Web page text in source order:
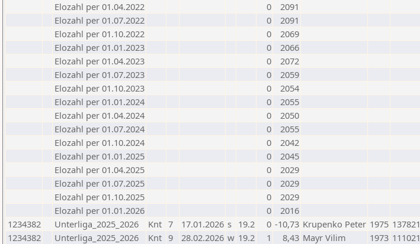
Elozahl per 01.04.2022
0
2091
Elozahl per 01.07.2022
0
2091
Elozahl per 01.10.2022
0
2069
Elozahl per 01.01.2023
0
2066
Elozahl per 01.04.2023
0
2072
Elozahl per 01.07.2023
0
2059
Elozahl per 01.10.2023
0
2054
Elozahl per 01.01.2024
0
2055
Elozahl per 01.04.2024
0
2050
Elozahl per 01.07.2024
0
2055
Elozahl per 01.10.2024
0
2042
Elozahl per 01.01.2025
0
2045
Elozahl per 01.04.2025
0
2029
Elozahl per 01.07.2025
0
2029
Elozahl per 01.10.2025
0
2029
Elozahl per 01.01.2026
0
2016
1234382
Unterliga_2025_2026 Knt 7 17.01.2026 s 19.2 0 -10,73 Krupenko Peter 1975 137821
1234382
Unterliga_2025_2026 Knt 9 28.02.2026 w 19.2 1 8,43 Mayr Vilim 1973 111021